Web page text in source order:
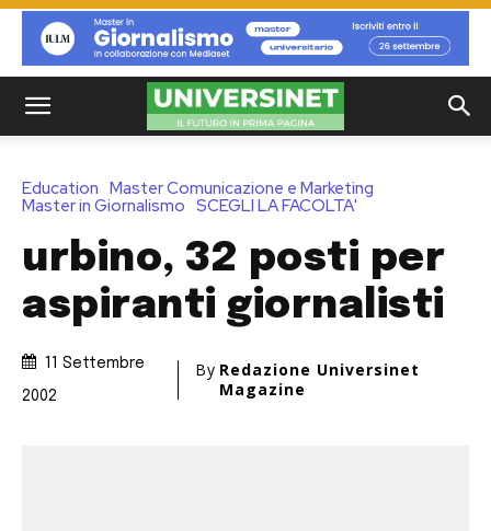
Education Master Comunicazione e Marketing
Master in Giornalismo SCEGLI LA FACOLTA'
urbino, 32 posti per
aspiranti giornalisti
11 Settembre
2002
By Redazione Universinet
Magazine